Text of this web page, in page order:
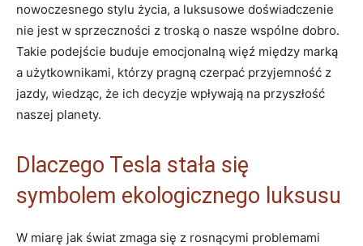
nowoczesnego stylu życia, a luksusowe doświadczenie
nie jest w sprzeczności z troską o nasze wspólne dobro.
Takie podejście buduje emocjonalną więź między marką
a użytkownikami, którzy pragną czerpać przyjemność z
jazdy, wiedząc, że ich decyzje wpływają na przyszłość
naszej planety.
Dlaczego Tesla stała się
symbolem ekologicznego luksusu
W miarę jak świat zmaga się z rosnącymi problemami